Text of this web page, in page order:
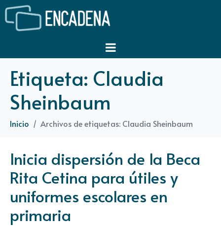
Etiqueta: Claudia
Sheinbaum
Inicio Archivos de etiquetas: Claudia Sheinbaum
Inicia dispersión de la Beca
Rita Cetina para útiles y
uniformes escolares en
primaria